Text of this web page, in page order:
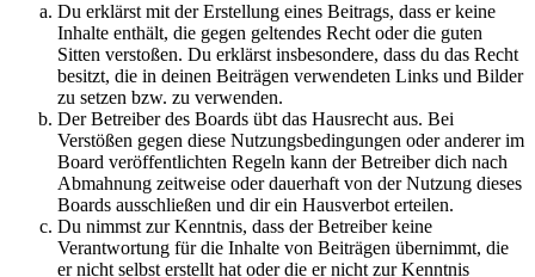
Du erklärst mit der Erstellung eines Beitrags, dass er keine
Inhalte enthält, die gegen geltendes Recht oder die guten
Sitten verstoßen. Du erklärst insbesondere, dass du das Recht
besitzt, die in deinen Beiträgen verwendeten Links und Bilder
zu setzen bzw. zu verwenden.
Der Betreiber des Boards übt das Hausrecht aus. Bei
Verstößen gegen diese Nutzungsbedingungen oder anderer im
Board veröffentlichten Regeln kann der Betreiber dich nach
Abmahnung zeitweise oder dauerhaft von der Nutzung dieses
Boards ausschließen und dir ein Hausverbot erteilen.
Du nimmst zur Kenntnis, dass der Betreiber keine
Verantwortung für die Inhalte von Beiträgen übernimmt, die
er nicht selbst erstellt hat oder die er nicht zur Kenntnis